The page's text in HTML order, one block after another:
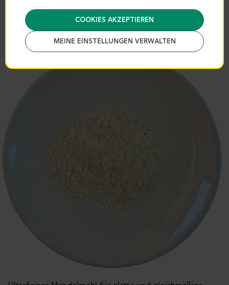
COOKIES AKZEPTIEREN
MEINE EINSTELLUNGEN VERWALTEN
Referenz : 2937